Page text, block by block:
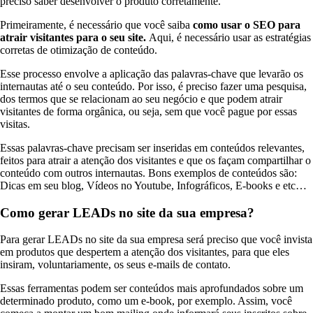
Primeiramente, é necessário que você saiba como usar o SEO para
atrair visitantes para o seu site. Aqui, é necessário usar as estratégias
corretas de otimização de conteúdo.
Esse processo envolve a aplicação das palavras-chave que levarão os
internautas até o seu conteúdo. Por isso, é preciso fazer uma pesquisa,
dos termos que se relacionam ao seu negócio e que podem atrair
visitantes de forma orgânica, ou seja, sem que você pague por essas
visitas.
Essas palavras-chave precisam ser inseridas em conteúdos relevantes,
feitos para atrair a atenção dos visitantes e que os façam compartilhar o
conteúdo com outros internautas. Bons exemplos de conteúdos são:
Dicas em seu blog, Vídeos no Youtube, Infográficos, E-books e etc…
Como gerar LEADs no site da sua empresa?
Para gerar LEADs no site da sua empresa será preciso que você invista
em produtos que despertem a atenção dos visitantes, para que eles
insiram, voluntariamente, os seus e-mails de contato.
Essas ferramentas podem ser conteúdos mais aprofundados sobre um
determinado produto, como um e-book, por exemplo. Assim, você